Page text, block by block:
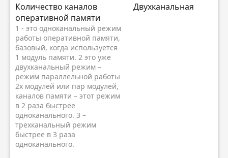
Количество каналов
оперативной памяти
1 - это одноканальный режим
работы оперативной памяти,
базовый, когда используется
1 модуль памяти. 2 это уже
двухканальный режим –
режим параллельной работы
2х модулей или пар модулей,
каналов памяти – этот режим
в 2 раза быстрее
одноканального. 3 –
трехканальный режим
быстрее в 3 раза
одноканального.
Двухканальная